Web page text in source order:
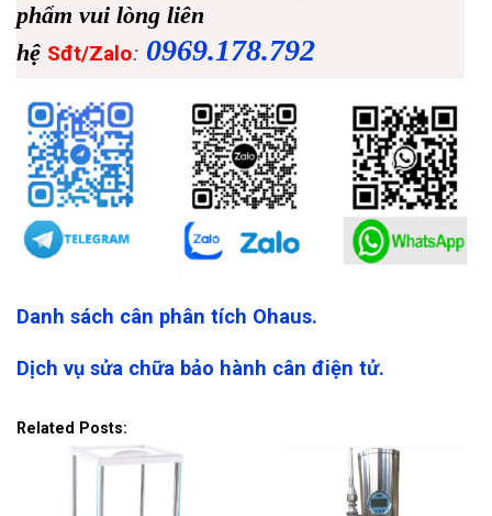
phẩm vui lòng liên
hệ Sđt/Zalo: 0969.178.792
Danh sách cân phân tích Ohaus.
Dịch vụ sửa chữa bảo hành cân điện tử.
Related Posts: